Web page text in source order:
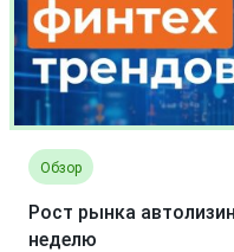
Обзор
Рост рынка
неделю